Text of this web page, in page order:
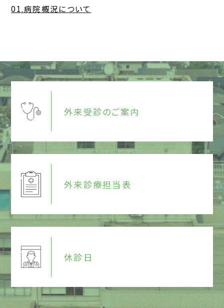
01.病院概況について
外来受診のご案内
外来診療担当表
休診日